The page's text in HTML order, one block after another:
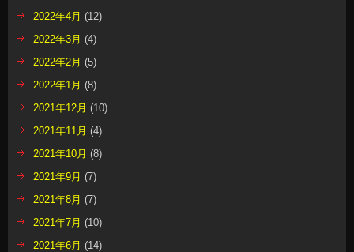
2022年4月 (12)
2022年3月 (4)
2022年2月 (5)
2022年1月 (8)
2021年12月 (10)
2021年11月 (4)
2021年10月 (8)
2021年9月 (7)
2021年8月 (7)
2021年7月 (10)
2021年6月 (14)